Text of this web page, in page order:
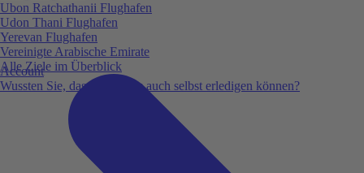
Account
Wussten Sie, dass Sie vieles auch selbst erledigen können?
Ubon Ratchathanii Flughafen
Udon Thani Flughafen
Yerevan Flughafen
Vereinigte Arabische Emirate
Alle Ziele im Überblick